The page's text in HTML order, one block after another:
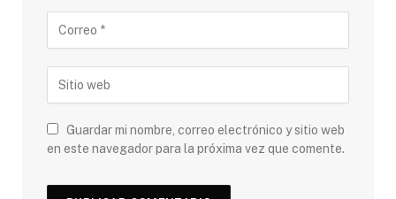
Guardar mi nombre, correo electrónico y sitio web
en este navegador para la próxima vez que comente.